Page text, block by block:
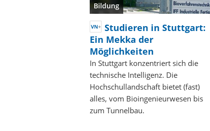
Bildung
Studieren in Stuttgart:
Ein Mekka der
Möglichkeiten
In Stuttgart konzentriert sich die
technische Intelligenz. Die
Hochschullandschaft bietet (fast)
alles, vom Bioingenieurwesen bis
zum Tunnelbau.